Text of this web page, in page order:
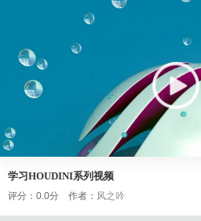
学习HOUDINI系列视频
评分：0.0分 作者： 风之吟